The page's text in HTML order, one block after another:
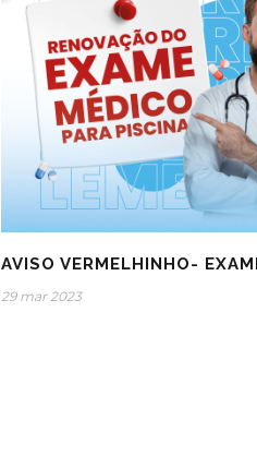
AVISO VERMELHINHO-
29 mar 2023